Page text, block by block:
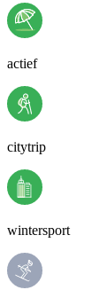
actief
citytrip
wintersport